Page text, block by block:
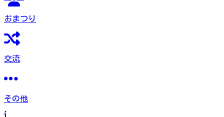
おまつり
交流
その他